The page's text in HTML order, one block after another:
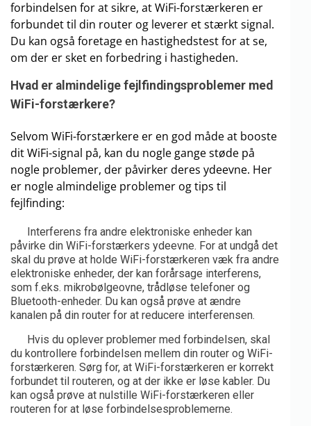
forbindelsen for at sikre, at WiFi-forstærkeren er
forbundet til din router og leverer et stærkt signal.
Du kan også foretage en hastighedstest for at se,
om der er sket en forbedring i hastigheden.
Hvad er almindelige fejlfindingsproblemer med
WiFi-forstærkere?
Selvom WiFi-forstærkere er en god måde at booste
dit WiFi-signal på, kan du nogle gange støde på
nogle problemer, der påvirker deres ydeevne. Her
er nogle almindelige problemer og tips til
fejlfinding:
Interferens fra andre elektroniske enheder kan
påvirke din WiFi-forstærkers ydeevne. For at undgå det
skal du prøve at holde WiFi-forstærkeren væk fra andre
elektroniske enheder, der kan forårsage interferens,
som f.eks. mikrobølgeovne, trådløse telefoner og
Bluetooth-enheder. Du kan også prøve at ændre
kanalen på din router for at reducere interferensen.
Hvis du oplever problemer med forbindelsen, skal
du kontrollere forbindelsen mellem din router og WiFi-
forstærkeren. Sørg for, at WiFi-forstærkeren er korrekt
forbundet til routeren, og at der ikke er løse kabler. Du
kan også prøve at nulstille WiFi-forstærkeren eller
routeren for at løse forbindelsesproblemerne.